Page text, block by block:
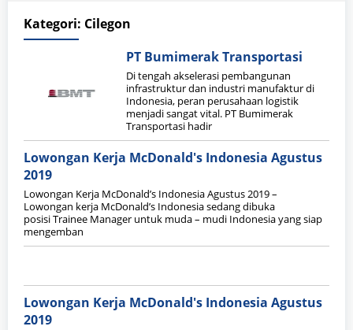
Kategori: Cilegon
PT Bumimerak Transportasi
Di tengah akselerasi pembangunan
infrastruktur dan industri manufaktur di
Indonesia, peran perusahaan logistik
menjadi sangat vital. PT Bumimerak
Transportasi hadir
Lowongan Kerja McDonald's Indonesia Agustus
2019
Lowongan Kerja McDonald’s Indonesia Agustus 2019 –
Lowongan kerja McDonald’s Indonesia sedang dibuka
posisi Trainee Manager untuk muda – mudi Indonesia yang siap
mengemban
Lowongan Kerja McDonald's Indonesia Agustus
2019